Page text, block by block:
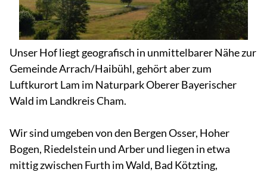
Unser Hof liegt geografisch in unmittelbarer Nähe zur
Gemeinde Arrach/Haibühl, gehört aber zum
Luftkurort Lam im Naturpark Oberer Bayerischer
Wald im Landkreis Cham.
Wir sind umgeben von den Bergen Osser, Hoher
Bogen, Riedelstein und Arber und liegen in etwa
mittig zwischen Furth im Wald, Bad Kötzting,